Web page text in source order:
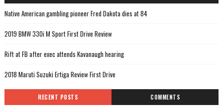
Native American gambling pioneer Fred Dakota dies at 84
2019 BMW 330i M Sport First Drive Review
Rift at FB after exec attends Kavanaugh hearing
2018 Maruti Suzuki Ertiga Review First Drive
RECENT POSTS COMMENTS